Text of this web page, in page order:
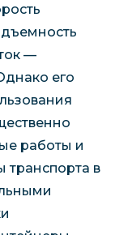
—
его
работы и
транспорта в